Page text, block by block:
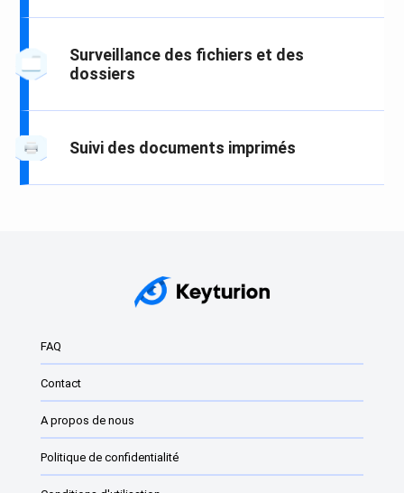
Surveillance des fichiers et des
dossiers
Suivi des documents imprimés
FAQ
Contact
A propos de nous
Politique de confidentialité